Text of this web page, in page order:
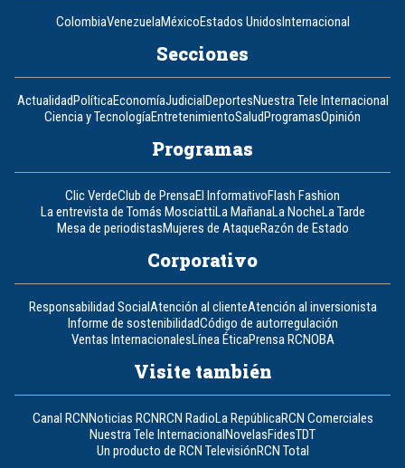
ColombiaVenezuelaMéxicoEstados UnidosInternacional
Secciones
ActualidadPolíticaEconomíaJudicialDeportesNuestra Tele Internacional
Ciencia y TecnologíaEntretenimientoSaludProgramasOpinión
Programas
Clic VerdeClub de PrensaEl InformativoFlash Fashion
La entrevista de Tomás MosciattiLa MañanaLa NocheLa Tarde
Mesa de periodistasMujeres de AtaqueRazón de Estado
Corporativo
Responsabilidad SocialAtención al clienteAtención al inversionista
Informe de sostenibilidadCódigo de autorregulación
Ventas InternacionalesLínea ÉticaPrensa RCNOBA
Visite también
Canal RCNNoticias RCNRCN RadioLa RepúblicaRCN Comerciales
Nuestra Tele InternacionalNovelasFidesTDT
Un producto de RCN TelevisiónRCN Total